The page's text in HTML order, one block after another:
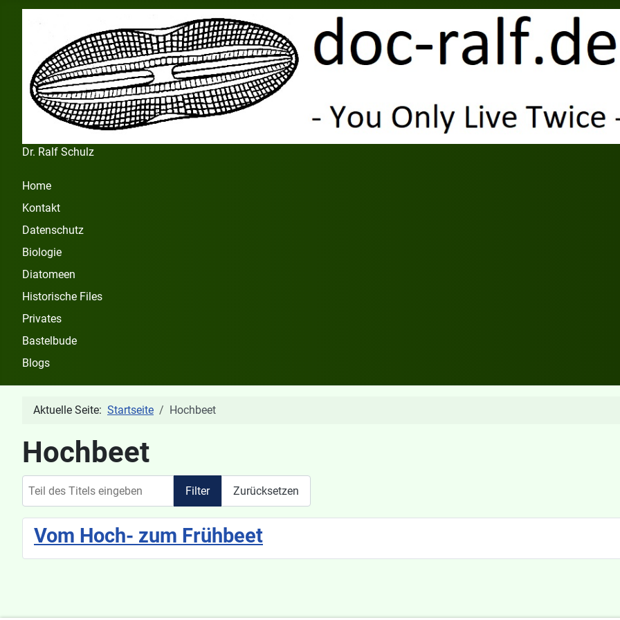
Dr. Ralf Schulz
Home
Kontakt
Datenschutz
Biologie
Diatomeen
Historische Files
Privates
Bastelbude
Blogs
Aktuelle Seite: Startseite Hochbeet
Hochbeet
Filter Zurücksetzen
Vom Hoch- zum Frühbeet